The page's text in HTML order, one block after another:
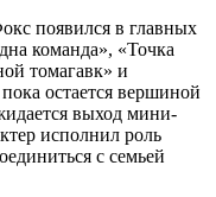
появился в главных
команда», «Точка
томагавк» и
остается вершиной
выход мини-
исполнил роль
с семьей